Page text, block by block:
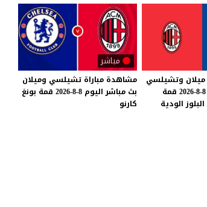
ميلان وتشيلسي
8-8-2026
قمة
البلوز الودية
مباشر
مشاهدة مباراة تشيلسي وميلان
بث مباشر اليوم 8-8-2026 قمة بونغ
كارنو